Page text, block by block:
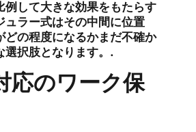
例して大きな効果をもたらす
ュラー式はその中間に位置
どの程度になるかまだ不確か
選択肢となります。.
応のワーク保